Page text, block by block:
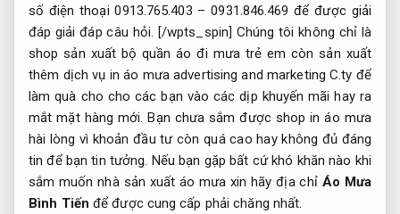
thoải mái.cung cấp cho đa số nhu cầu của các bạn. giả
dụ cần cung cấp áo đi mưa cho con nhỏ theo bắt buộc
hoặc đặt might theo bề ngoài riêng, bạn hãy địa chỉ ngay
số điện thoại 0913.765.403 – 0931.846.469 để được giải
đáp giải đáp câu hỏi. [/wpts_spin] Chúng tôi không chỉ là
shop sản xuất bộ quần áo đi mưa trẻ em còn sản xuất
thêm dịch vụ in áo mưa advertising and marketing C.ty để
làm quà cho cho các bạn vào các dịp khuyến mãi hay ra
mắt mặt hàng mới. Bạn chưa sắm được shop in áo mưa
hài lòng vì khoản đầu tư còn quá cao hay không đủ đáng